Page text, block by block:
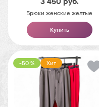
Брюки женские желтые
Купить
-50 % Хит